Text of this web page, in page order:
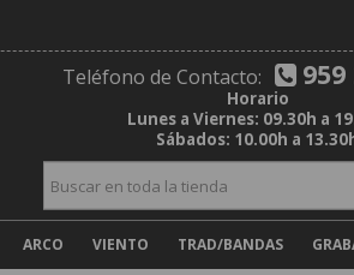
Teléfono de Contacto: 959
Horario
Lunes a Viernes: 09.30h a
Sábados: 10.00h a
ARCO VIENTO TRAD/BANDAS